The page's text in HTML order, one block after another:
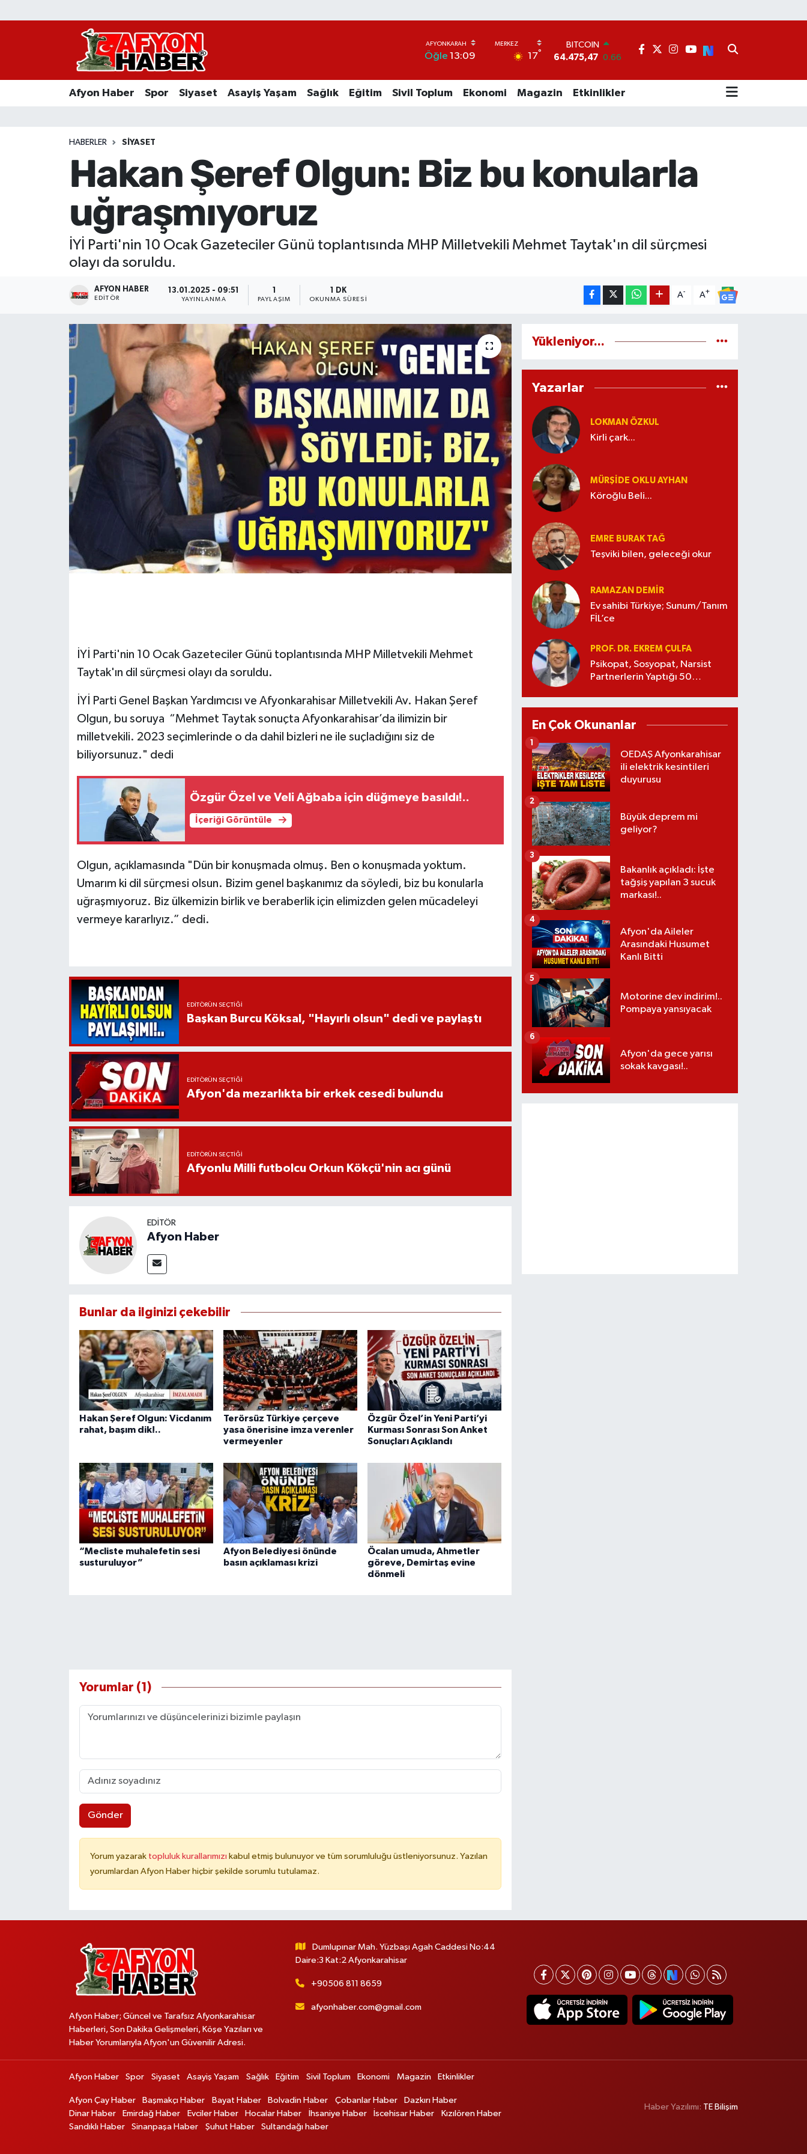
Öğle 13:09 17°
64.475,47 0.66
DOLAR
EURO
55,1336
0.18
13.703
0
Afyon Haber Spor Siyaset Asayiş Yaşam Sağlık Eğitim Sivil Toplum Ekonomi Magazin Etkinlikler
HABERLER SIYASET
Hakan Şeref Olgun: Biz bu konularla
uğraşmıyoruz
İYİ Parti'nin 10 Ocak Gazeteciler Günü toplantısında MHP Milletvekili Mehmet Taytak'ın dil sürçmesi
olayı da soruldu.
AFYON HABER
EDITÖR
13.01.2025 - 09:51
YAYINLANMA PAYLAŞIM
1 DK
OKUNMA SÜRESI
A- A+
İYİ Parti'nin 10 Ocak Gazeteciler Günü toplantısında MHP Milletvekili Mehmet
Taytak'ın dil sürçmesi olayı da soruldu.
İYİ Parti Genel Başkan Yardımcısı ve Afyonkarahisar Milletvekili Av. Hakan Şeref
Olgun, bu soruya “Mehmet Taytak sonuçta Afyonkarahisar’da ilimizin bir
milletvekili. 2023 seçimlerinde o da dahil bizleri ne ile suçladığını siz de
biliyorsunuz." dedi
Özgür Özel ve Veli Ağbaba için düğmeye basıldı!..
İçeriği Görüntüle
Olgun, açıklamasında "Dün bir konuşmada olmuş. Ben o konuşmada yoktum.
Umarım ki dil sürçmesi olsun. Bizim genel başkanımız da söyledi, biz bu konularla
uğraşmıyoruz. Biz ülkemizin birlik ve beraberlik için elimizden gelen mücadeleyi
vermeye kararlıyız.” dedi.
EDITÖRÜN SEÇTIĞI
Başkan Burcu Köksal, "Hayırlı olsun" dedi ve paylaştı
EDITÖRÜN SEÇTIĞI
Afyon'da mezarlıkta bir erkek cesedi bulundu
EDITÖRÜN SEÇTIĞI
Afyonlu Milli futbolcu Orkun Kökçü'nin acı günü
EDITÖR
Afyon Haber
Bunlar da ilginizi çekebilir
Hakan Şeref Olgun: Vicdanım
rahat, başım dik!..
Terörsüz Türkiye çerçeve
yasa önerisine imza verenler
vermeyenler
Özgür Özel’in Yeni Parti’yi
Kurması Sonrası Son Anket
Sonuçları Açıklandı
“Mecliste muhalefetin sesi
susturuluyor”
Afyon Belediyesi önünde
basın açıklaması krizi
Öcalan umuda, Ahmetler
göreve, Demirtaş evine
dönmeli
Yorumlar (1)
Gönder
Yorum yazarak topluluk kurallarımızı kabul etmiş bulunuyor ve tüm sorumluluğu üstleniyorsunuz. Yazılan
yorumlardan Afyon Haber hiçbir şekilde sorumlu tutulamaz.
Yükleniyor...
Yazarlar
LOKMAN ÖZKUL
Kirli çark...
MÜRŞIDE OKLU AYHAN
Köroğlu Beli...
EMRE BURAK TAĞ
Teşviki bilen, geleceği okur
RAMAZAN DEMİR
Ev sahibi Türkiye; Sunum/Tanım
FİL’ce
PROF. DR. EKREM ÇULFA
Psikopat, Sosyopat, Narsist
Partnerlerin Yaptığı 50
En Çok Okunanlar
OEDAŞ Afyonkarahisar
ili elektrik kesintileri
duyurusu
1
Büyük deprem mi
geliyor?
2
Bakanlık açıkladı: İşte
tağşiş yapılan 3 sucuk
markası!..
3
Afyon'da Aileler
Arasındaki Husumet
Kanlı Bitti
4
Motorine dev indirim!..
Pompaya yansıyacak
5
Afyon'da gece yarısı
sokak kavgası!..
6
Afyon Haber; Güncel ve Tarafsız Afyonkarahisar
Haberleri, Son Dakika Gelişmeleri, Köşe Yazıları ve
Haber Yorumlarıyla Afyon'un Güvenilir Adresi.
Dumlupınar Mah. Yüzbaşı Agah Caddesi No:44
Daire:3 Kat:2 Afyonkarahisar
+90506 811 8659
afyonhaber.com@gmail.com
Afyon Haber Spor Siyaset Asayiş Yaşam Sağlık Eğitim Sivil Toplum Ekonomi Magazin Etkinlikler
Afyon Çay Haber Başmakçı Haber Bayat Haber Bolvadin Haber Çobanlar Haber
Dazkırı Haber
Dinar Haber
Emirdağ Haber Evciler Haber Hocalar Haber İhsaniye Haber İscehisar Haber
Kızılören Haber
Sandıklı Haber
Sinanpaşa Haber Şuhut Haber Sultandağı haber
Haber Yazılımı: TE Bilişim
Afyon Haber
Asayiş Yaşam
Sivil Toplum
Ekonomi
Magazin